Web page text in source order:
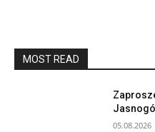
MOST READ
05.08.2026